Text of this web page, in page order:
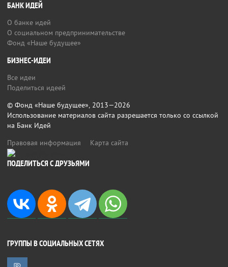
БАНК ИДЕЙ
О банке идей
О социальном предпринимательстве
Фонд «Наше будущее»
БИЗНЕС-ИДЕИ
Все идеи
Поделиться идеей
© Фонд «Наше будущее», 2013—2026
Использование материалов сайта разрешается только со ссылкой
на Банк Идей
Правовая информация
Карта сайта
ПОДЕЛИТЬСЯ С ДРУЗЬЯМИ
ГРУППЫ В СОЦИАЛЬНЫХ СЕТЯХ